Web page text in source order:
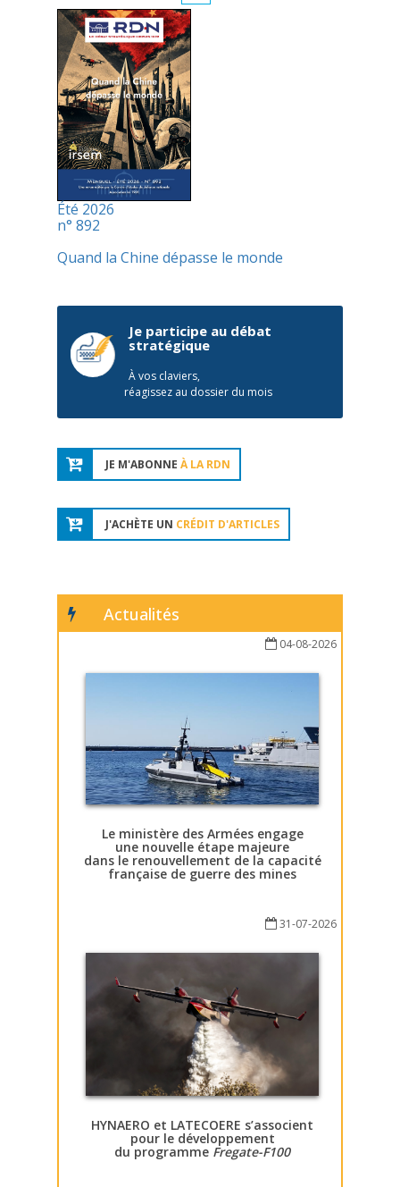
Été 2026
n° 892
Quand la Chine dépasse le monde
Je participe au débat
stratégique
À vos claviers,
réagissez au dossier du mois
JE M'ABONNE À LA RDN
J'ACHÈTE UN CRÉDIT D'ARTICLES
Actualités
04-08-2026
Le ministère des Armées engage
une nouvelle étape majeure
dans le renouvellement de la capacité
française de guerre des mines
31-07-2026
HYNAERO et LATECOERE s’associent
pour le développement
du programme Fregate-F100